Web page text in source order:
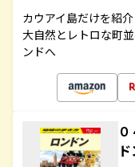
カウアイ島だけを紹
大自然とレトロな町
ンドへ